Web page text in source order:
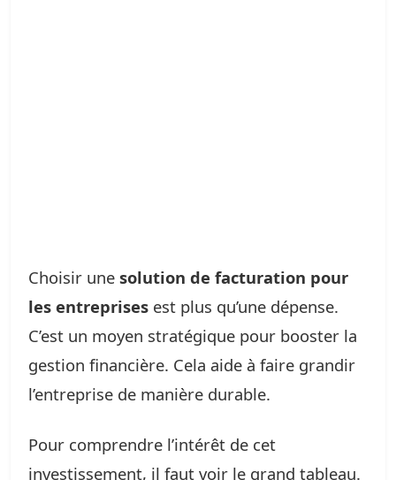
Choisir une solution de facturation pour
les entreprises est plus qu’une dépense.
C’est un moyen stratégique pour booster la
gestion financière. Cela aide à faire grandir
l’entreprise de manière durable.
Pour comprendre l’intérêt de cet
investissement, il faut voir le grand tableau.